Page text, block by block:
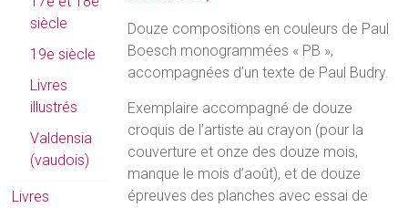
Douze compositions en couleurs de Paul
Boesch monogrammées « PB »,
accompagnées d’un texte de Paul Budry.
Exemplaire accompagné de douze
croquis de l’artiste au crayon (pour la
couverture et onze des douze mois,
manque le mois d’août), et de douze
épreuves des planches avec essai de
siècle
19e siècle
Livres
illustrés
Valdensia
(vaudois)
Livres